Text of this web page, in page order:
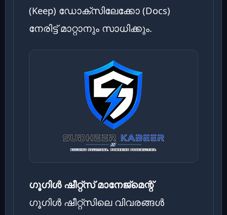
(Keep) ഡോക്സിലേക്കോ (Docs)
നേരിട്ട് മാറ്റാനും സാധിക്കും.
ഗൂഗിൾ ഷീറ്റ്‌സ് മാനേജ്‌മെന്റ്
ഗൂഗിൾ ഷീറ്റ്‌സിലെ വിവരങ്ങൾ